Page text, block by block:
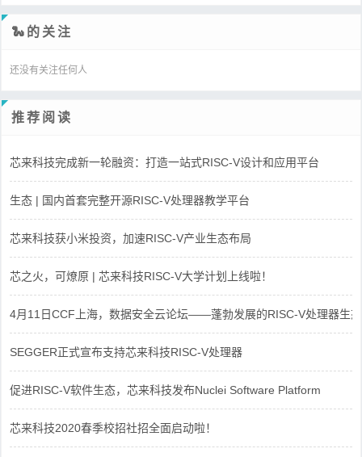
🐍的关注
还没有关注任何人
推荐阅读
芯来科技完成新一轮融资：打造一站式RISC-V设计和应用平台
生态 | 国内首套完整开源RISC-V处理器教学平台
芯来科技获小米投资，加速RISC-V产业生态布局
芯之火，可燎原 | 芯来科技RISC-V大学计划上线啦！
4月11日CCF上海，数据安全云论坛——蓬勃发展的RISC-V处理器生态
SEGGER正式宣布支持芯来科技RISC-V处理器
促进RISC-V软件生态，芯来科技发布Nuclei Software Platform
芯来科技2020春季校招社招全面启动啦！